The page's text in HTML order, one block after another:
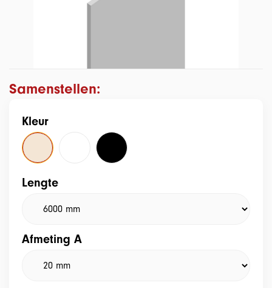
Samenstellen:
Kleur
Lengte
Afmeting A